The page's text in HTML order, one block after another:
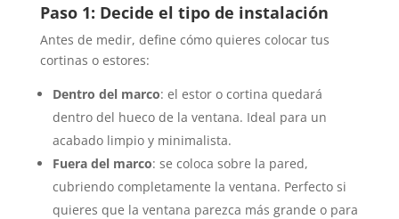
Paso 1: Decide el tipo de instalación
Antes de medir, define cómo quieres colocar tus
cortinas o estores:
Dentro del marco: el estor o cortina quedará
dentro del hueco de la ventana. Ideal para un
acabado limpio y minimalista.
Fuera del marco: se coloca sobre la pared,
cubriendo completamente la ventana. Perfecto si
quieres que la ventana parezca más grande o para